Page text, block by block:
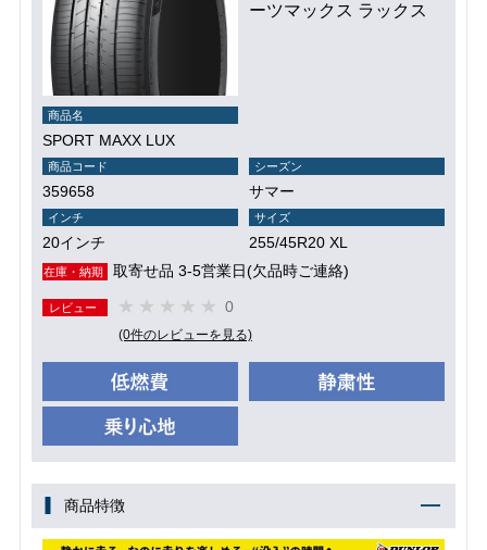
ーツマックス ラックス
商品名
SPORT MAXX LUX
商品コード
359658
シーズン
サマー
インチ
20インチ
サイズ
255/45R20 XL
在庫・納期 取寄せ品 3-5営業日(欠品時ご連絡)
レビュー 0
(0件のレビューを見る)
商品特徴